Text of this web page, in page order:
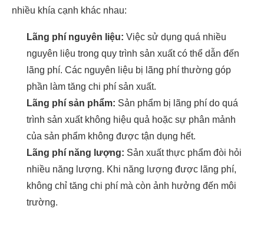
nhiều khía cạnh khác nhau:
Lãng phí nguyên liệu: Việc sử dụng quá nhiều
nguyên liệu trong quy trình sản xuất có thể dẫn đến
lãng phí. Các nguyên liệu bị lãng phí thường góp
phần làm tăng chi phí sản xuất.
Lãng phí sản phẩm: Sản phẩm bị lãng phí do quá
trình sản xuất không hiệu quả hoặc sự phân mảnh
của sản phẩm không được tận dụng hết.
Lãng phí năng lượng: Sản xuất thực phẩm đòi hỏi
nhiều năng lượng. Khi năng lượng được lãng phí,
không chỉ tăng chi phí mà còn ảnh hưởng đến môi
trường.